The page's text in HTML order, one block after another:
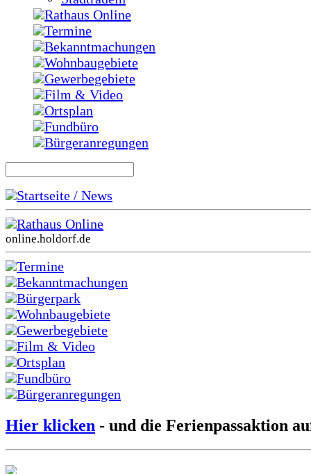
Rathaus Online
Termine
Bekanntmachungen
Wohnbaugebiete
Gewerbegebiete
Film & Video
Ortsplan
Fundbüro
Bürgeranregungen
Startseite / News
Rathaus Online
online.holdorf.de
Termine
Bekanntmachungen
Bürgerpark
Wohnbaugebiete
Gewerbegebiete
Film & Video
Ortsplan
Fundbüro
Bürgeranregungen
Hier klicken - und die Ferienpassaktion